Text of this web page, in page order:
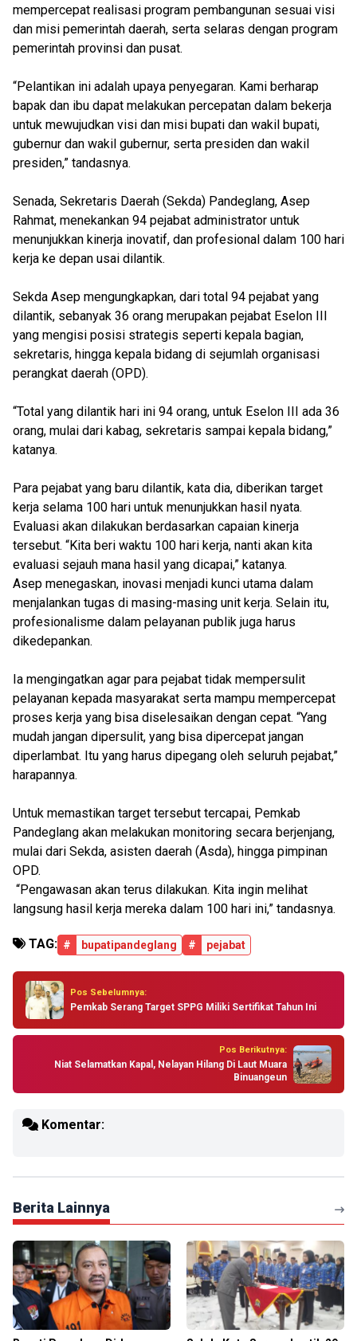
mempercepat realisasi program pembangunan sesuai visi
dan misi pemerintah daerah, serta selaras dengan program
pemerintah provinsi dan pusat.
“Pelantikan ini adalah upaya penyegaran. Kami berharap
bapak dan ibu dapat melakukan percepatan dalam bekerja
untuk mewujudkan visi dan misi bupati dan wakil bupati,
gubernur dan wakil gubernur, serta presiden dan wakil
presiden,” tandasnya.
Senada, Sekretaris Daerah (Sekda) Pandeglang, Asep
Rahmat, menekankan 94 pejabat administrator untuk
menunjukkan kinerja inovatif, dan profesional dalam 100 hari
kerja ke depan usai dilantik.
Sekda Asep mengungkapkan, dari total 94 pejabat yang
dilantik, sebanyak 36 orang merupakan pejabat Eselon III
yang mengisi posisi strategis seperti kepala bagian,
sekretaris, hingga kepala bidang di sejumlah organisasi
perangkat daerah (OPD).
“Total yang dilantik hari ini 94 orang, untuk Eselon III ada 36
orang, mulai dari kabag, sekretaris sampai kepala bidang,”
katanya.
Para pejabat yang baru dilantik, kata dia, diberikan target
kerja selama 100 hari untuk menunjukkan hasil nyata.
Evaluasi akan dilakukan berdasarkan capaian kinerja
tersebut. “Kita beri waktu 100 hari kerja, nanti akan kita
evaluasi sejauh mana hasil yang dicapai,” katanya.
Asep menegaskan, inovasi menjadi kunci utama dalam
menjalankan tugas di masing-masing unit kerja. Selain itu,
profesionalisme dalam pelayanan publik juga harus
dikedepankan.
Ia mengingatkan agar para pejabat tidak mempersulit
pelayanan kepada masyarakat serta mampu mempercepat
proses kerja yang bisa diselesaikan dengan cepat. “Yang
mudah jangan dipersulit, yang bisa dipercepat jangan
diperlambat. Itu yang harus dipegang oleh seluruh pejabat,”
harapannya.
Untuk memastikan target tersebut tercapai, Pemkab
Pandeglang akan melakukan monitoring secara berjenjang,
mulai dari Sekda, asisten daerah (Asda), hingga pimpinan
OPD.
“Pengawasan akan terus dilakukan. Kita ingin melihat
langsung hasil kerja mereka dalam 100 hari ini,” tandasnya.
TAG: # bupatipandeglang # pejabat
Pos Sebelumnya:
Pemkab Serang Target SPPG Miliki Sertifikat Tahun Ini
Pos Berikutnya:
Niat Selamatkan Kapal, Nelayan Hilang Di Laut Muara
Binuangeun
Komentar:
Berita Lainnya